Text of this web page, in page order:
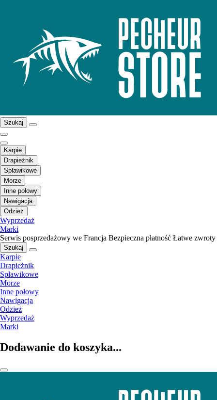
Szukaj
Karpie
Drapieżnik
Spławikowe
Morze
Inne połowy
Nawigacja
Odzież
Wyprzedaż
Marki
Serwis posprzedażowy we Francja Bezpieczna płatność Łatwe zwroty
Szukaj
Karpie
Drapieżnik
Spławikowe
Morze
Inne połowy
Nawigacja
Odzież
Wyprzedaż
Marki
Dodawanie do koszyka...